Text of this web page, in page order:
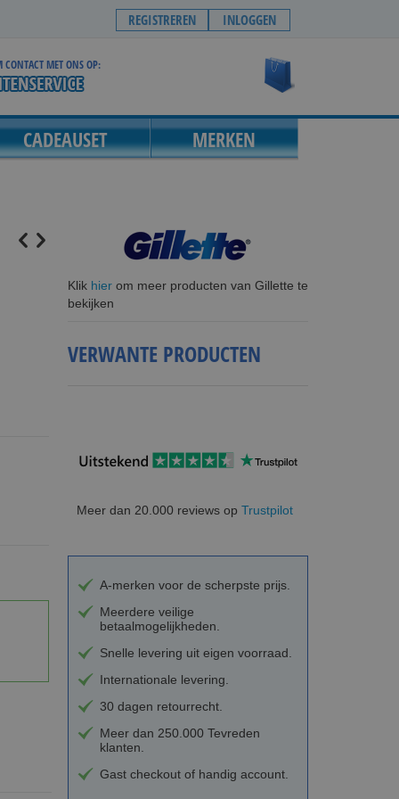
REGISTREREN INLOGGEN
CONTACT MET ONS OP:
CADEAUSET MERKEN
Klik hierom meer producten van Gillette te
bekijken
VERWANTE PRODUCTEN
Meer dan 20.000 reviews op Trustpilot
A-merken voor de scherpste prijs.
Meerdere veilige
betaalmogelijkheden.
Snelle levering uit eigen voorraad.
Internationale levering.
30 dagen retourrecht.
Meer dan 250.000 Tevreden
klanten.
Gast checkout of handig account.